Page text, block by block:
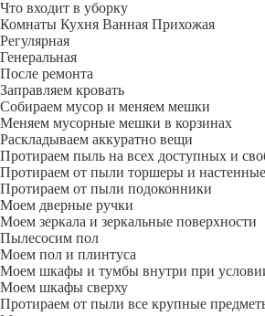
Что входит в уборку
Регу­лярная
Гене­ральная
После ремонта
Заправляем кровать
Собираем мусор и меняем мешки
Меняем мусорные мешки в корзинах
Раскладываем аккуратно вещи
Протираем пыль на всех доступных и
Протираем от пыли торшеры и
Протираем от пыли подоконники
Моем дверные ручки
Моем зеркала и зеркальные поверхности
Пылесосим пол
Моем пол и плинтуса
Моем шкафы и тумбы внутри при
Моем шкафы сверху
Протираем от пыли все крупные